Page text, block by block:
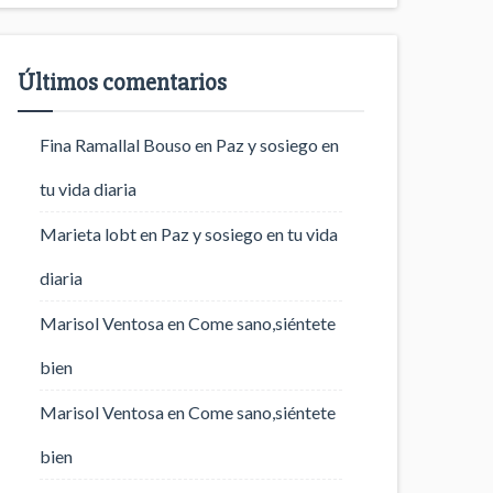
Últimos comentarios
Fina Ramallal Bouso en Paz y sosiego en
tu vida diaria
Marieta lobten Paz y sosiego en tu vida
diaria
Marisol VentosaenCome sano,siéntete
bien
Marisol VentosaenCome sano,siéntete
bien